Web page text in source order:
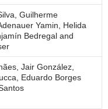
Guilherme
Yamin, Helida
Bedregal and
Jair González,
Eduardo Borges